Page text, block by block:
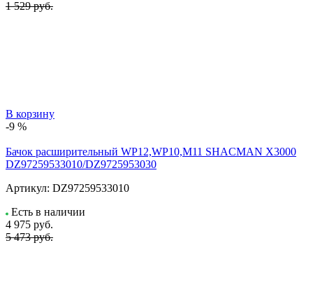
1 529 руб.
В корзину
-9 %
Бачок расширительный WP12,WP10,M11 SHACMAN X3000
DZ97259533010/DZ9725953030
Артикул: DZ97259533010
Есть в наличии
4 975 руб.
5 473 руб.